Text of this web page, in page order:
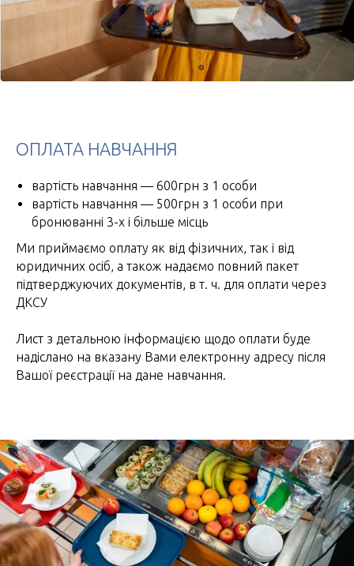
ОПЛАТА НАВЧАННЯ
вартість навчання — 600грн з 1 особи
вартість навчання — 500грн з 1 особи при
бронюванні 3-х і більше місць
Ми приймаємо оплату як від фізичних, так і від
юридичних осіб, а також надаємо повний пакет
підтверджуючих документів, в т. ч. для оплати через
ДКСУ
Лист з детальною інформацією щодо оплати буде
надіслано на вказану Вами електронну адресу після
Вашої реєстрації на дане навчання.